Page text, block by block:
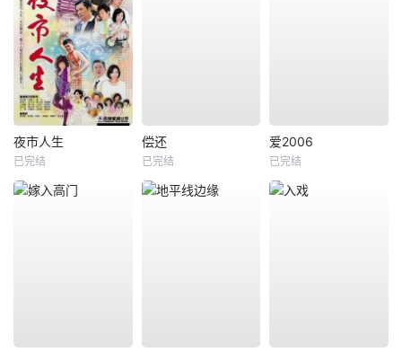
夜市人生
已完结
偿还
已完结
爱2006
已完结